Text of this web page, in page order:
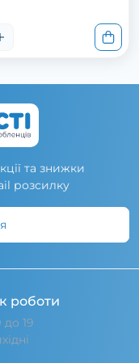
та знижки
розсилку
роботи
19